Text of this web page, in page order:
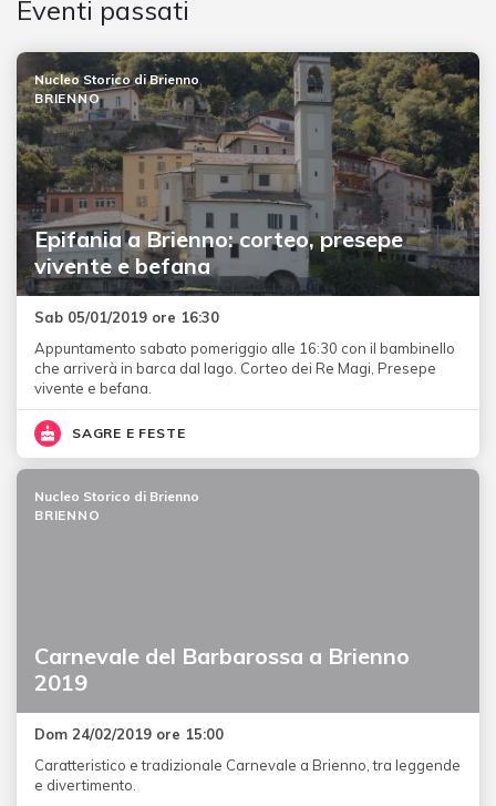
Eventi passati
Epifania a Brienno: corteo, presepe
vivente e befana
Nucleo Storico di Brienno
BRIENNO
Sab 05/01/2019 ore 16:30
Appuntamento sabato pomeriggio alle 16:30 con il bambinello
che arriverà in barca dal lago. Corteo dei Re Magi, Presepe
vivente e befana.
SAGRE E FESTE
Carnevale del Barbarossa a Brienno
2019
Nucleo Storico di Brienno
BRIENNO
Dom 24/02/2019 ore 15:00
Caratteristico e tradizionale Carnevale a Brienno, tra leggende
e divertimento.